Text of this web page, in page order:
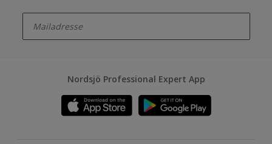
Nordsjö Professional Expert App